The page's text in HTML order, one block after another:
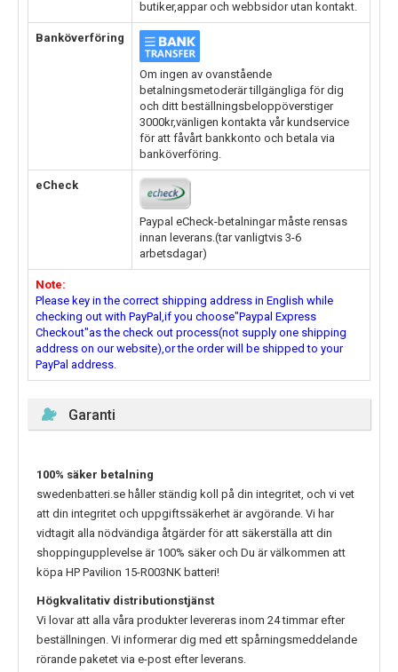
butiker,appar och webbsidor utan kontakt.
Banköverföring
Om ingen av ovanstående
betalningsmetoderär tillgängliga för dig
och ditt beställningsbeloppöverstiger
3000kr,vänligen kontakta vår kundservice
för att fåvårt bankkonto och betala via
banköverföring.
eCheck
Paypal eCheck-betalningar måste rensas
innan leverans.(tar vanligtvis 3-6
arbetsdagar)
Note:
Please key in the correct shipping address in English while
checking out with PayPal,if you choose"Paypal Express
Checkout"as the check out process(not supply one shipping
address on our website),or the order will be shipped to your
PayPal address.
Garanti
100% säker betalning
swedenbatteri.se håller ständig koll på din integritet, och vi vet
att din integritet och uppgiftssäkerhet är avgörande. Vi har
vidtagit alla nödvändiga åtgärder för att säkerställa att din
shoppingupplevelse är 100% säker och Du är välkommen att
köpa HP Pavilion 15-R003NK batteri!
Högkvalitativ distributionstjänst
Vi lovar att alla våra produkter levereras inom 24 timmar efter
beställningen. Vi informerar dig med ett spårningsmeddelande
rörande paketet via e-post efter leverans.